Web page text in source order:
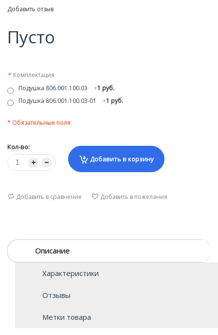
Добавить отзыв
Пусто
* Комплектация
Подушка 806.001.100.03
+1 руб.
Подушка 806.001.100.03-01
+1 руб.
* Обязательные поля
Кол-во:
Добавить в корзину
Добавить в сравнение Добавить в пожелания
Описание
Характеристики
Отзывы
Метки товара